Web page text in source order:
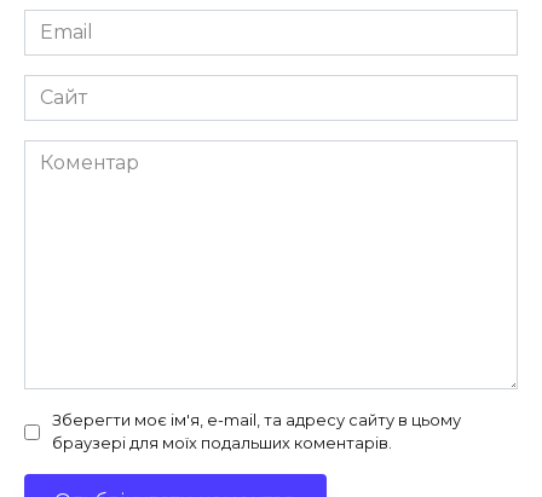
Email
*
Сайт
Коментар
Зберегти моє ім'я, e-mail, та адресу сайту в цьому
браузері для моїх подальших коментарів.